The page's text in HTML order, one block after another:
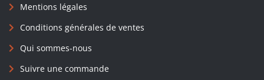
Mentions légales
Conditions générales de ventes
Qui sommes-nous
Suivre une commande